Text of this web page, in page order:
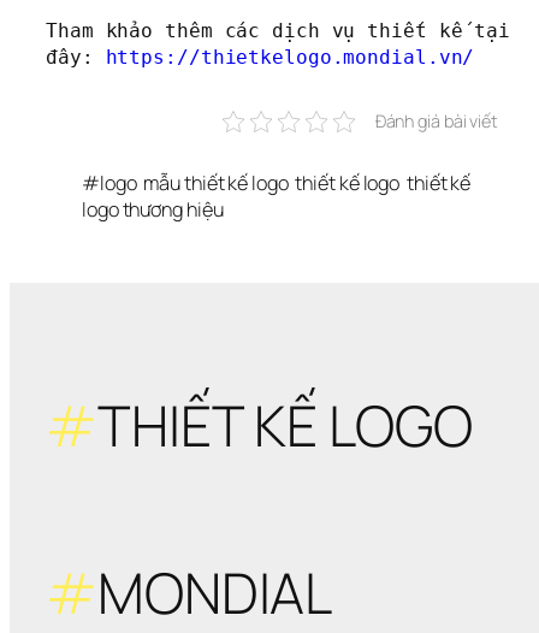
Tham khảo thêm các dịch vụ thiết kế tại
đây: https://thietkelogo.mondial.vn/
Đánh giá bài viết
#logo mẫu thiết kế logo thiết kế logo thiết kế
logo thương hiệu
#THIẾT KẾ LOGO
#MONDIAL